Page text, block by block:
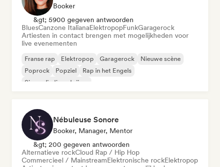
Booker
&gt; 5900 gegeven antwoorden
BluesCanzone ItalianaElektropopFunkGaragerock
Artiesten in contact brengen met mogelijkheden voor
live evenementen
Franse rap Elektropop Garagerock
Nieuwe scène
Poprock
Popziel
Rap in het Engels
Singer-liedjesschrijver
Nébuleuse Sonore
Booker, Manager, Mentor
&gt; 200 gegeven antwoorden
Alternatieve rockCloud Rap / Hip Hop
Commercieel / MainstreamElektronische rockElektropop